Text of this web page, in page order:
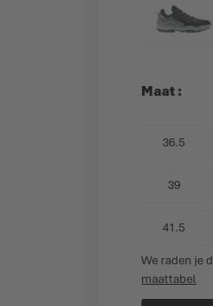
Maat
36.5
39
41.5
We raden je
maattabel